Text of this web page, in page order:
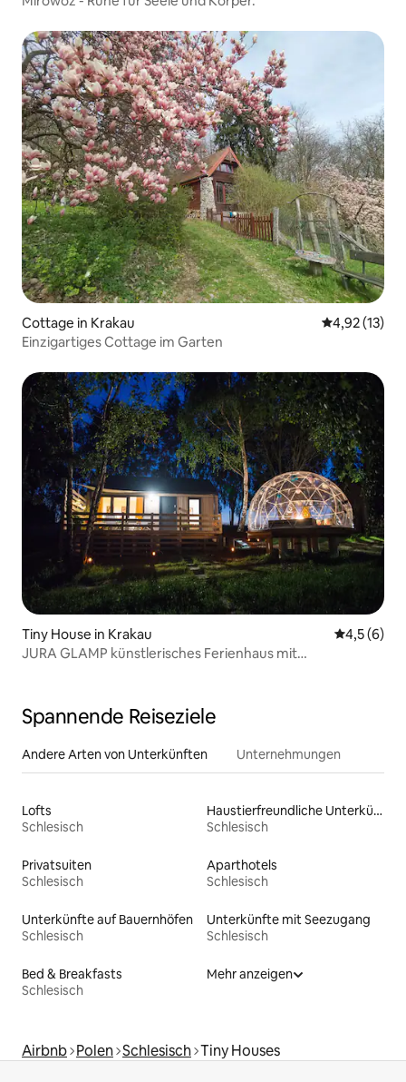
Cottage in Krakau
4,92 (13)
Einzigartiges Cottage im Garten
Tiny House in Krakau
4,5 (6)
JURA GLAMP künstlerisches Ferienhaus mit
Spannende Reiseziele
Andere Arten von Unterkünften Unternehmungen
Lofts
Schlesisch
Haustierfreundliche Unterkünfte
Schlesisch
Privatsuiten
Schlesisch
Aparthotels
Schlesisch
Unterkünfte auf Bauernhöfen
Schlesisch
Unterkünfte mit Seezugang
Schlesisch
Bed & Breakfasts
Schlesisch
Mehr anzeigen
Airbnb Polen Schlesisch Tiny Houses